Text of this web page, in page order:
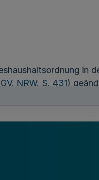
in
GV. NRW. S. 431)
das Engagement“.
Städten und
besteht nicht,